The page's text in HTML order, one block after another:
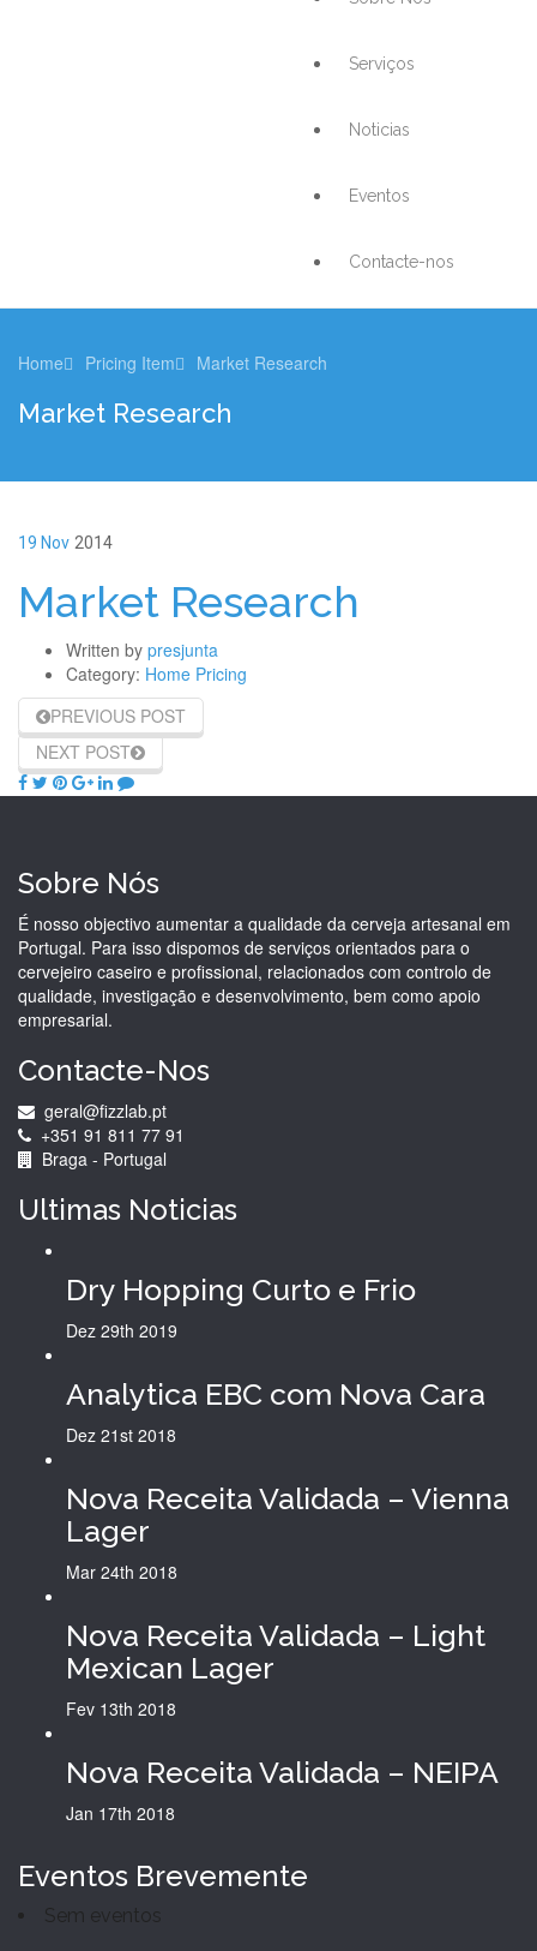
Serviços
Noticias
Eventos
Contacte-nos
Home Pricing Item Market Research
Market Research
19 Nov 2014
Market Research
Written by presjunta
Category: Home Pricing
PREVIOUS POST
NEXT POST
Sobre Nós
É nosso objectivo aumentar a qualidade da cerveja artesanal em
Portugal. Para isso dispomos de serviços orientados para o
cervejeiro caseiro e profissional, relacionados com controlo de
qualidade, investigação e desenvolvimento, bem como apoio
empresarial.
Contacte-Nos
geral@fizzlab.pt
+351 91 811 77 91
Braga - Portugal
Ultimas Noticias
Dry Hopping Curto e Frio
Dez 29th 2019
Analytica EBC com Nova Cara
Dez 21st 2018
Nova Receita Validada – Vienna
Lager
Mar 24th 2018
Nova Receita Validada – Light
Mexican Lager
Fev 13th 2018
Nova Receita Validada – NEIPA
Jan 17th 2018
Eventos Brevemente
Sem eventos